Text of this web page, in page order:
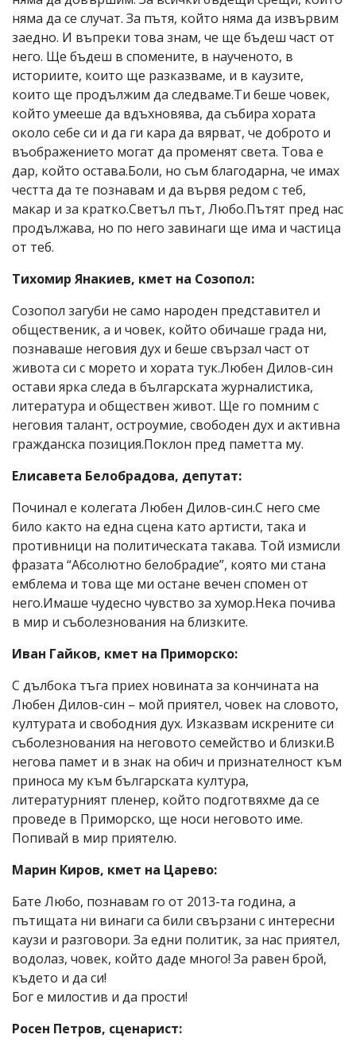
няма да се случат. За пътя, който няма да извървим
заедно. И въпреки това знам, че ще бъдеш част от
него. Ще бъдеш в спомените, в наученото, в
историите, които ще разказваме, и в каузите,
които ще продължим да следваме.Ти беше човек,
който умееше да вдъхновява, да събира хората
около себе си и да ги кара да вярват, че доброто и
въображението могат да променят света. Това е
дар, който остава.Боли, но съм благодарна, че имах
честта да те познавам и да вървя редом с теб,
макар и за кратко.Светъл път, Любо.Пътят пред нас
продължава, но по него завинаги ще има и частица
от теб.
Тихомир Янакиев, кмет на Созопол:
Созопол загуби не само народен представител и
общественик, а и човек, който обичаше града ни,
познаваше неговия дух и беше свързал част от
живота си с морето и хората тук.Любен Дилов-син
остави ярка следа в българската журналистика,
литература и обществен живот. Ще го помним с
неговия талант, остроумие, свободен дух и активна
гражданска позиция.Поклон пред паметта му.
Елисавета Белобрадова, депутат:
Починал е колегата Любен Дилов-син.С него сме
било както на една сцена като артисти, така и
противници на политическата такава. Той измисли
фразата “Абсолютно белобрадие”, която ми стана
емблема и това ще ми остане вечен спомен от
него.Имаше чудесно чувство за хумор.Нека почива
в мир и съболезнования на близките.
Иван Гайков, кмет на Приморско:
С дълбока тъга приех новината за кончината на
Любен Дилов-син – мой приятел, човек на словото,
културата и свободния дух. Изказвам искрените си
съболезнования на неговото семейство и близки.В
негова памет и в знак на обич и признателност към
приноса му към българската култура,
литературният пленер, който подготвяхме да се
проведе в Приморско, ще носи неговото име.
Попивай в мир приятелю.
Марин Киров, кмет на Царево:
Бате Любо, познавам го от 2013-та година, а
пътищата ни винаги са били свързани с интересни
каузи и разговори. За едни политик, за нас приятел,
водолаз, човек, който даде много! За равен брой,
където и да си!
Бог е милостив и да прости!
Росен Петров, сценарист: